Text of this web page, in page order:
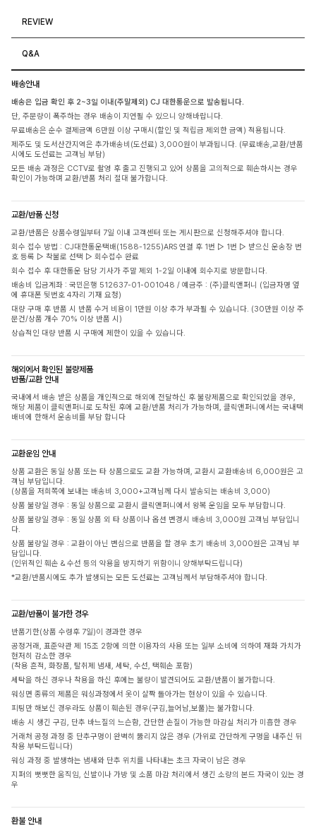
REVIEW
Q&A
배송안내
배송은 입금 확인 후 2~3일 이내(주말제외) CJ 대한통운으로 발송됩니다.
단, 주문량이 폭주하는 경우 배송이 지연될 수 있으니 양해바랍니다.
무료배송은 순수 결제금액 6만원 이상 구매시(할인 및 적립금 제외한 금액) 적용됩니다.
제주도 및 도서산간지역은 추가배송비(도선료) 3,000원이 부과됩니다. (무료배송,교환/반품
시에도 도선료는 고객님 부담)
모든 배송 과정은 CCTV로 촬영 후 출고 진행되고 있어 상품을 고의적으로 훼손하시는 경우
확인이 가능하며 교환/반품 처리 절대 불가합니다.
교환/반품 신청
교환/반품은 상품수령일부터 7일 이내 고객센터 또는 게시판으로 신청해주셔야 합니다.
회수 접수 방법 : CJ대한통운택배(1588-1255)ARS 연결 후 1번 ▷ 1번 ▷ 받으신 운송장 번
호 등록 ▷ 착불로 선택 ▷ 회수접수 완료
회수 접수 후 대한통운 담당 기사가 주말 제외 1-2일 이내에 회수지로 방문합니다.
배송비 입금계좌 : 국민은행 512637-01-001048 / 예금주 : (주)클릭앤퍼니 (입금자명 옆
에 휴대폰 뒷번호 4자리 기재 요청)
대량 구매 후 반품 시 반품 수거 비용이 1만원 이상 추가 부과될 수 있습니다. (30만원 이상 주
문건/상품 개수 70% 이상 반품 시)
상습적인 대량 반품 시 구매에 제한이 있을 수 있습니다.
해외에서 확인된 불량제품
반품/교환 안내
국내에서 배송 받은 상품을 개인적으로 해외에 전달하신 후 불량제품으로 확인되었을 경우,
해당 제품이 클릭앤퍼니로 도착된 후에 교환/반품 처리가 가능하며, 클릭앤퍼니에서는 국내택
배비에 한해서 운송비를 부담 합니다
교환운임 안내
상품 교환은 동일 상품 또는 타 상품으로도 교환 가능하며, 교환시 교환배송비 6,000원은 고
객님 부담입니다.
(상품을 저희쪽에 보내는 배송비 3,000+고객님께 다시 발송되는 배송비 3,000)
상품 불량일 경우 : 동일 상품으로 교환시 클릭앤퍼니에서 왕복 운임을 모두 부담합니다.
상품 불량일 경우 : 동일 상품 외 타 상품이나 옵션 변경시 배송비 3,000원 고객님 부담입니
다.
상품 불량일 경우 : 교환이 아닌 변심으로 반품을 할 경우 초기 배송비 3,000원은 고객님 부
담입니다.
(인위적인 훼손 & 수선 등의 악용을 방지하기 위함이니 양해부탁드립니다)
*교환/반품시에도 추가 발생되는 모든 도선료는 고객님께서 부담해주셔야 합니다.
교환/반품이 불가한 경우
반품기한(상품 수령후 7일)이 경과한 경우
공정거래, 표준약관 제 15조 2항에 의한 이용자의 사용 또는 일부 소비에 의하여 재화 가치가
현저히 감소한 경우
(착용 흔적, 화장품, 탈취제 냄새, 세탁, 수선, 택훼손 포함)
세탁을 하신 경우나 착용을 하신 후에는 불량이 발견되어도 교환/반품이 불가합니다.
워싱면 종류의 제품은 워싱과정에서 옷이 살짝 돌아가는 현상이 있을 수 있습니다.
피팅만 해보신 경우라도 상품이 훼손된 경우(구김,늘어남,보풀)는 불가합니다.
배송 시 생긴 구김, 단추 바느질의 느슨함, 간단한 손질이 가능한 마감실 처리가 미흡한 경우
거래처 공정 과정 중 단추구멍이 완벽히 뚫리지 않은 경우 (가위로 간단하게 구멍을 내주신 뒤
착용 부탁드립니다)
워싱 과정 중 발생하는 냄새와 단추 위치를 나타내는 초크 자국이 남은 경우
지퍼의 뻣뻣한 움직임, 신발이나 가방 및 소품 마감 처리에서 생긴 소량의 본드 자국이 있는 경
우
환불 안내